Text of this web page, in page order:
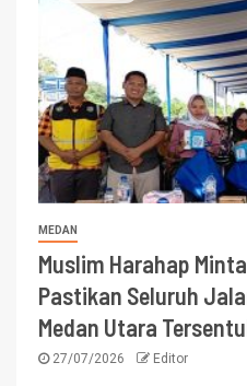
MEDAN
Muslim Harahap
Pastikan Seluruh
Medan Utara
27/07/2026 Editor